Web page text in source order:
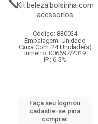
Kit beleza bolsinha com
acessorios
Código: 830034
Embalagem: Unidade
Caixa Com: 24 Unidade(s)
Inmetro: 006697/2019
IPI: 6.5%
Faça seu login ou
cadastre-se para
comprar.